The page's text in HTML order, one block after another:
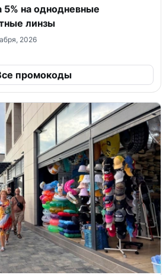
5% на однодневные
линзы
2026
промокоды